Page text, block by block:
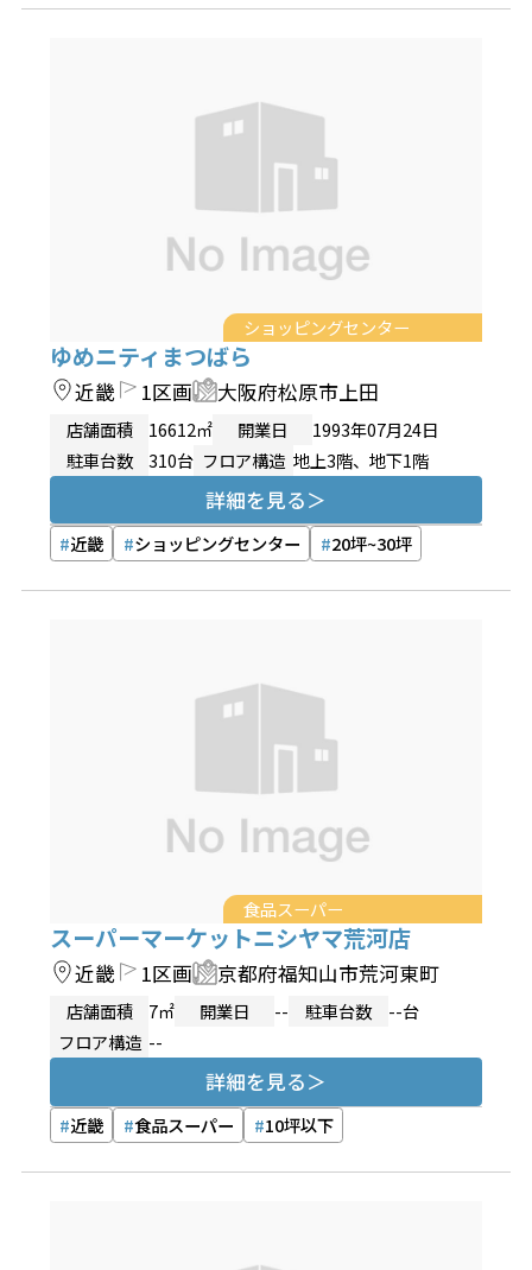
ショッピングセンター
ゆめニティまつばら
近畿 1区画 大阪府松原市上田
店舗面積 16612㎡ 開業日
1993年07月24日
駐車台数
310台 フロア構造 地上3階、地下1階
詳細を見る
近畿 ショッピングセンター 20坪~30坪
食品スーパー
スーパーマーケットニシヤマ荒河店
近畿 1区画 京都府福知山市荒河東町
店舗面積 7㎡ 開業日 -- 駐車台数
--台
フロア構造 --
詳細を見る
近畿 食品スーパー 10坪以下